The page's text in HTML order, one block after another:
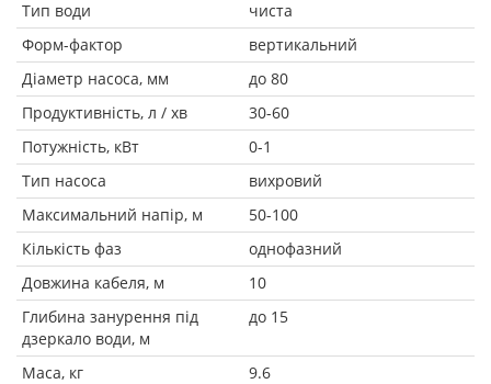
Тип води
чиста
Форм-фактор
вертикальний
Діаметр насоса, мм
до 80
Продуктивність, л / хв
30-60
Потужність, кВт
0-1
Тип насоса
вихровий
Максимальний напір, м
50-100
Кількість фаз
однофазний
Довжина кабеля, м
10
Глибина занурення під
дзеркало води, м
до 15
Маса, кг
9.6